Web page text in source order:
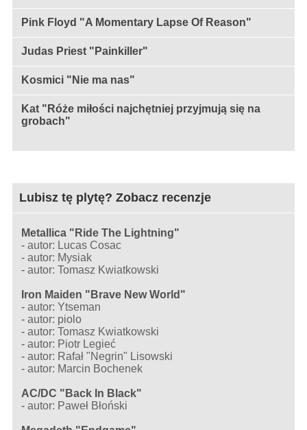
Pink Floyd "A Momentary Lapse Of Reason"
Judas Priest "Painkiller"
Kosmici "Nie ma nas"
Kat "Róże miłości najchętniej przyjmują się na
grobach"
Lubisz tę plytę? Zobacz recenzje
Metallica "Ride The Lightning"
-autor: Lucas Cosac
-autor: Mysiak
-autor: Tomasz Kwiatkowski
Iron Maiden "Brave New World"
-autor: Ytseman
-autor: piolo
-autor: Tomasz Kwiatkowski
-autor: Piotr Legieć
-autor: Rafał "Negrin" Lisowski
-autor: Marcin Bochenek
AC/DC "Back In Black"
-autor: Paweł Błoński